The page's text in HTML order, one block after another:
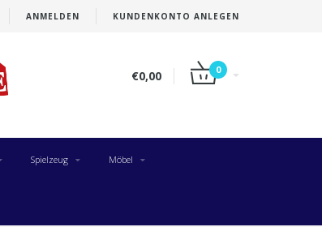
ANMELDEN KUNDENKONTO ANLEGEN
€0,00 0
Spielzeug Möbel